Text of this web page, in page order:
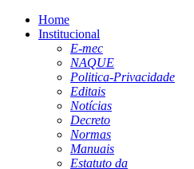
Home
Institucional
E-mec
NAQUE
Politica-Privacidade
Editais
Notícias
Decreto
Normas
Manuais
Estatuto da